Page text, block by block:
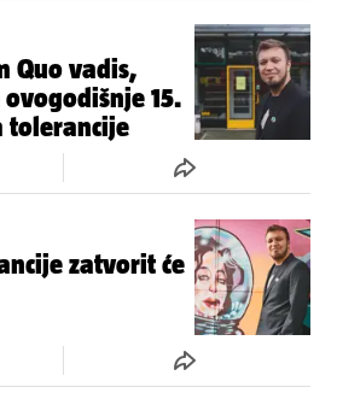
Quo vadis,
15.
tolerancije
zatvorit će